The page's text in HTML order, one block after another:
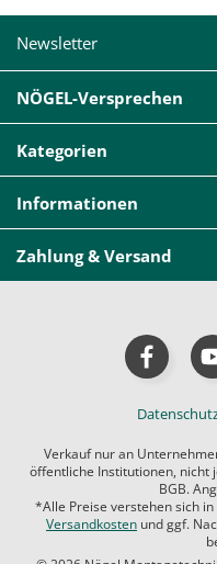
Newsletter
NÖGEL-Versprechen
Kategorien
Informationen
Zahlung & Versand
Verkauf nur an
öffentliche Institutionen, nicht
BGB.
*Alle Preise verstehen sich
Versandkosten und ggf.